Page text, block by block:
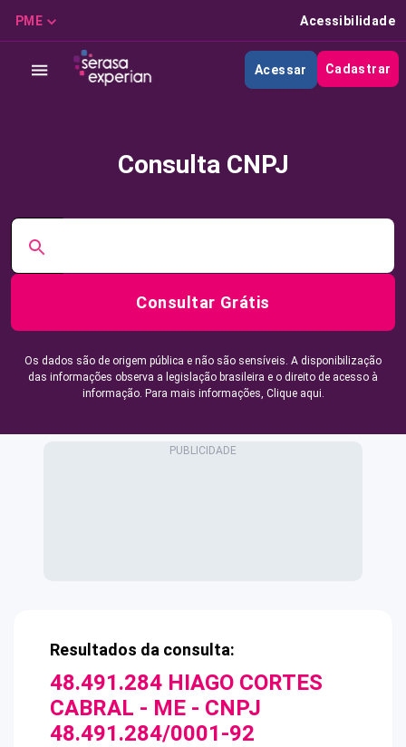
PME Acessibilidade
Acessar Cadastrar
Consulta CNPJ
Consultar Grátis
Os dados são de origem pública e não são sensíveis. A disponibilização
das informações observa a legislação brasileira e o direito de acesso à
informação. Para mais informações, Clique aqui.
Resultados da consulta:
48.491.284 HIAGO CORTES
CABRAL - ME - CNPJ
48.491.284/0001-92